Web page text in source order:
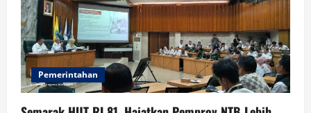
Pemerintahan